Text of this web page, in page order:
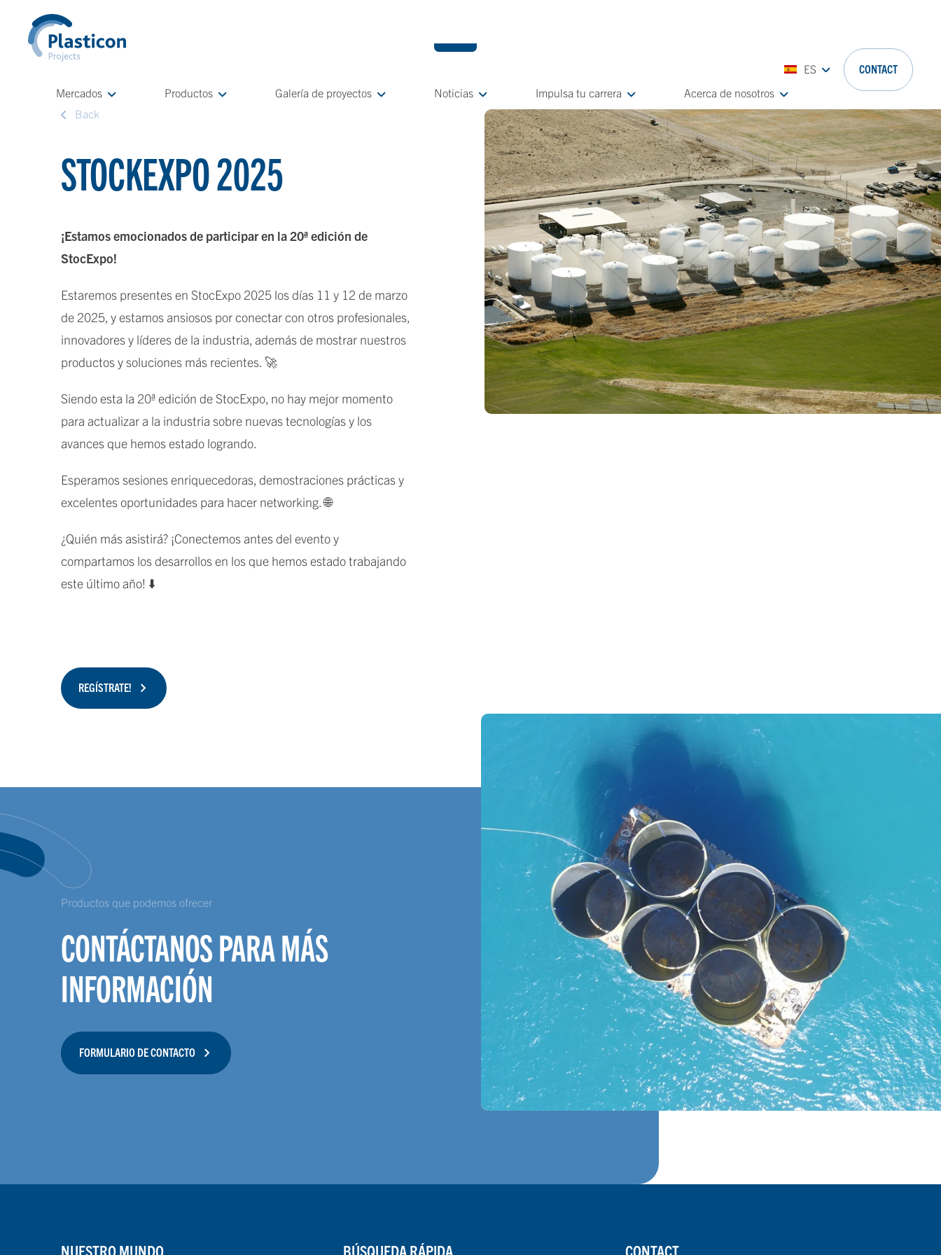
Mercados Productos Galería de proyectos Noticias Impulsa tu carrera Acerca de nosotros
ES CONTACT
Back
STOCKEXPO 2025
¡Estamos emocionados de participar en la 20ª edición de
StocExpo!
Estaremos presentes en StocExpo 2025 los días 11 y 12 de marzo
de 2025, y estamos ansiosos por conectar con otros profesionales,
innovadores y líderes de la industria, además de mostrar nuestros
productos y soluciones más recientes. 🚀
Siendo esta la 20ª edición de StocExpo, no hay mejor momento
para actualizar a la industria sobre nuevas tecnologías y los
avances que hemos estado logrando.
Esperamos sesiones enriquecedoras, demostraciones prácticas y
excelentes oportunidades para hacer networking. 🌐
¿Quién más asistirá? ¡Conectemos antes del evento y
compartamos los desarrollos en los que hemos estado trabajando
este último año! ⬇️
REGÍSTRATE!
Productos que podemos ofrecer
CONTÁCTANOS PARA MÁS
INFORMACIÓN
FORMULARIO DE CONTACTO
NUESTRO MUNDO BÚSQUEDA RÁPIDA CONTACT